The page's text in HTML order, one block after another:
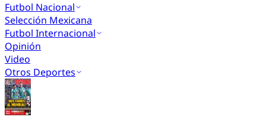
Futbol Nacional
Selección Mexicana
Futbol Internacional
Opinión
Video
Otros Deportes